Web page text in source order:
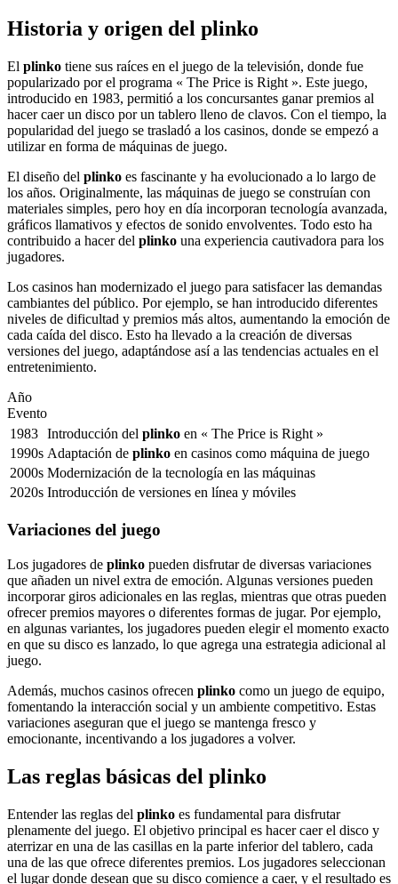
Historia y origen del plinko
El plinko tiene sus raíces en el juego de la televisión, donde fue
popularizado por el programa « The Price is Right ». Este juego,
introducido en 1983, permitió a los concursantes ganar premios al
hacer caer un disco por un tablero lleno de clavos. Con el tiempo, la
popularidad del juego se trasladó a los casinos, donde se empezó a
utilizar en forma de máquinas de juego.
El diseño del plinko es fascinante y ha evolucionado a lo largo de
los años. Originalmente, las máquinas de juego se construían con
materiales simples, pero hoy en día incorporan tecnología avanzada,
gráficos llamativos y efectos de sonido envolventes. Todo esto ha
contribuido a hacer del plinko una experiencia cautivadora para los
jugadores.
Los casinos han modernizado el juego para satisfacer las demandas
cambiantes del público. Por ejemplo, se han introducido diferentes
niveles de dificultad y premios más altos, aumentando la emoción de
cada caída del disco. Esto ha llevado a la creación de diversas
versiones del juego, adaptándose así a las tendencias actuales en el
entretenimiento.
Año
Evento
1983 Introducción del plinko en « The Price is Right »
1990s Adaptación de plinko en casinos como máquina de juego
2000s Modernización de la tecnología en las máquinas
2020s Introducción de versiones en línea y móviles
Variaciones del juego
Los jugadores de plinko pueden disfrutar de diversas variaciones
que añaden un nivel extra de emoción. Algunas versiones pueden
incorporar giros adicionales en las reglas, mientras que otras pueden
ofrecer premios mayores o diferentes formas de jugar. Por ejemplo,
en algunas variantes, los jugadores pueden elegir el momento exacto
en que su disco es lanzado, lo que agrega una estrategia adicional al
juego.
Además, muchos casinos ofrecen plinko como un juego de equipo,
fomentando la interacción social y un ambiente competitivo. Estas
variaciones aseguran que el juego se mantenga fresco y
emocionante, incentivando a los jugadores a volver.
Las reglas básicas del plinko
Entender las reglas del plinko es fundamental para disfrutar
plenamente del juego. El objetivo principal es hacer caer el disco y
aterrizar en una de las casillas en la parte inferior del tablero, cada
una de las que ofrece diferentes premios. Los jugadores seleccionan
el lugar donde desean que su disco comience a caer, y el resultado es